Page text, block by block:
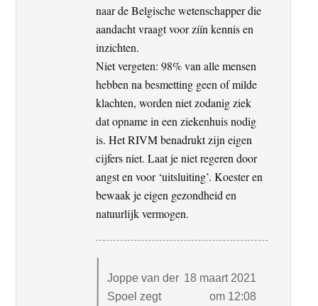
naar de Belgische wetenschapper die
aandacht vraagt voor zíín kennis en
inzichten.
Niet vergeten: 98% van alle mensen
hebben na besmetting geen of milde
klachten, worden niet zodanig ziek
dat opname in een ziekenhuis nodig
is. Het RIVM benadrukt zijn eigen
cijfers niet. Laat je niet regeren door
angst en voor ‘uitsluiting’. Koester en
bewaak je eigen gezondheid en
natuurlijk vermogen.
Joppe van der
Spoel zegt
18 maart 2021
om 12:08